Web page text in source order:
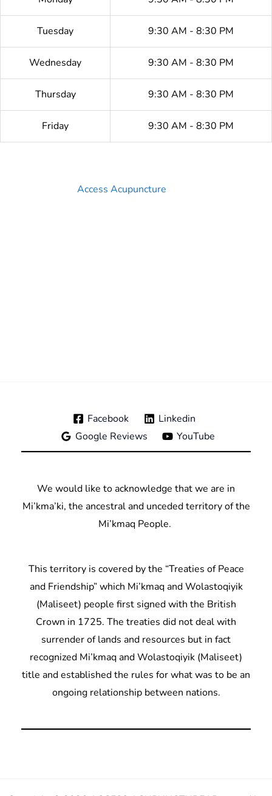
Tuesday 9:30 AM - 8:30 PM
Wednesday 9:30 AM - 8:30 PM
Thursday 9:30 AM - 8:30 PM
Friday 9:30 AM - 8:30 PM
Access Acupuncture
Facebook
Linkedin
Google Reviews
YouTube
We would like to acknowledge that we are in
Mi’kma’ki, the ancestral and unceded territory of the
Mi’kmaq People.
This territory is covered by the “Treaties of Peace
and Friendship” which Mi’kmaq and Wolastoqiyik
(Maliseet) people first signed with the British
Crown in 1725. The treaties did not deal with
surrender of lands and resources but in fact
recognized Mi’kmaq and Wolastoqiyik (Maliseet)
title and established the rules for what was to be an
ongoing relationship between nations.